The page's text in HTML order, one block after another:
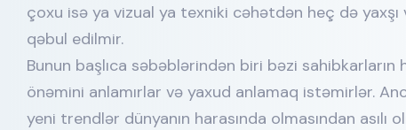
çoxu isə ya vizual ya texniki cəhətdən heç də
qəbul edilmir.
Bunun başlıca səbəblərindən biri bəzi
önəmini anlamırlar və yaxud anlamaq istəmirlər.
yeni trendlər dünyanın harasında olmasından